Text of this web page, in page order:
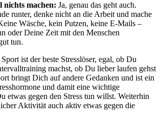
nichts machen: Ja, genau das geht auch.
runter, denke nicht an die Arbeit und mache
Wäsche, kein Putzen, keine E-Mails –
oder Deine Zeit mit den Menschen
tun.
Sport ist der beste Stresslöser, egal, ob Du
machst, ob Du lieber laufen gehst
bringt Dich auf andere Gedanken und ist ein
und damit eine wichtige
etwas gegen den Stress tun willst. Weiterhin
Aktivität auch aktiv etwas gegen die